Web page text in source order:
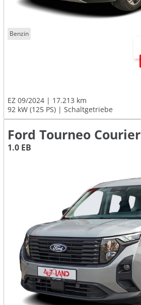
Benzin
EZ 09/2024
17.213 km
92 kW (125 PS)
Schaltgetriebe
Ford Tourneo Courier
1.0 EB